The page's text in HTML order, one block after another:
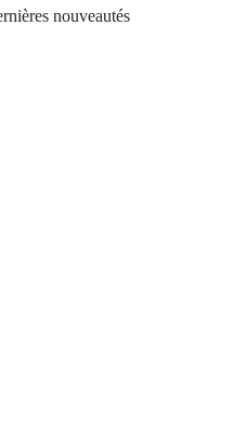
nouveautés